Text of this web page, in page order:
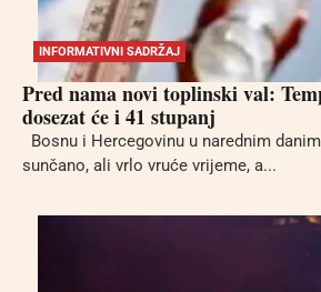
INFORMATIVNI SADRŽAJ
Pred nama novi toplinski val:
dosezat će i 41 stupanj
Bosnu i Hercegovinu u narednim
sunčano, ali vrlo vruće vrijeme, a...